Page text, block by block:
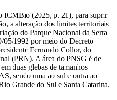
ICMBio (2025, p. 21), para suprir
a alteração dos limites territoriais
do Parque Nacional da Serra
05/1992 por meio do Decreto
Fernando Collor, do
(PRN). A área do PNSG é de
duas glebas de tamanhos
sendo uma ao sul e outra ao
Grande do Sul e Santa Catarina.